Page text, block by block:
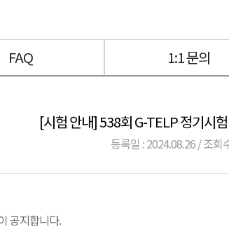
FAQ 1:1 문의
[시험 안내] 538회 G-TELP 정기시
등록일 : 2024.08.26 / 조회
공지합니다.